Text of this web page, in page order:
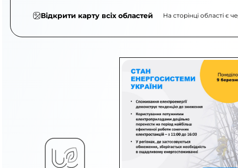
Відкрити карту всіх областей На сторінці області є